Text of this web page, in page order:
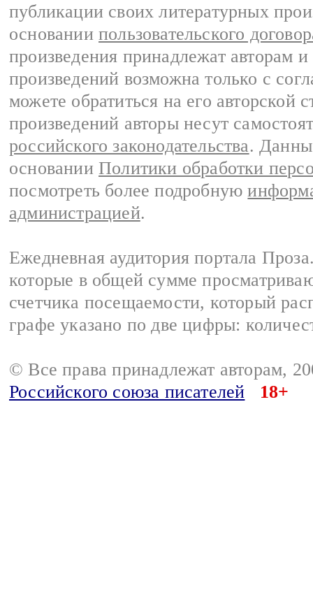
публикации своих литературных
основании пользовательского
произведения принадлежат авторам
произведений возможна только с
можете обратиться на его авторской
произведений авторы несут
российского законодательства.
основании Политики обработки
посмотреть более подробную
администрацией.
Ежедневная аудитория портала
которые в общей сумме
счетчика посещаемости, который
графе указано по две цифры:
© Все права принадлежат авторам,
Российского союза писателей
18+